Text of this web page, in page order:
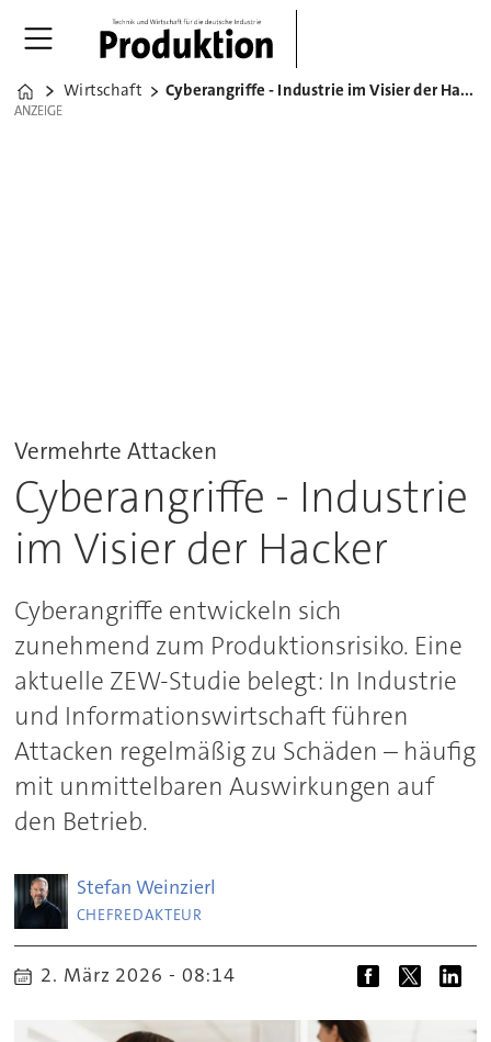
Home
Wirtschaft Cyberangriffe - Industrie im Visier der Hacker
ANZEIGE
ANZEIGE
Vermehrte Attacken
Cyberangriffe - Industrie
im Visier der Hacker
Cyberangriffe entwickeln sich
zunehmend zum Produktionsrisiko. Eine
aktuelle ZEW-Studie belegt: In Industrie
und Informationswirtschaft führen
Attacken regelmäßig zu Schäden – häufig
mit unmittelbaren Auswirkungen auf
den Betrieb.
Stefan Weinzierl
CHEFREDAKTEUR
2. März 2026 - 08:14